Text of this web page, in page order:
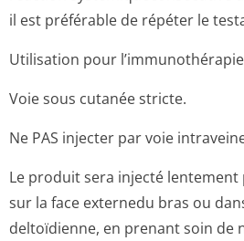
il est préférable de répéter le
Utilisation pour
Voie sous cutanée stricte.
Ne PAS injecter par voie
Le produit sera injecté lentement
sur la face externedu bras ou
deltoïdienne, en prenant soin de